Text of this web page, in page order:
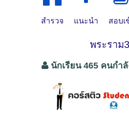
สำรวจ แนะนำ สอบเ
พระราม3
นักเรียน 465 คนกำ